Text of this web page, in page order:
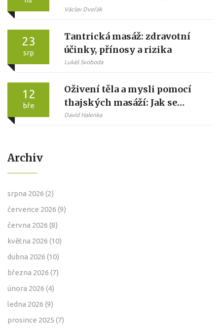
revitalizovat tělo
Václav Dvořák
23
srp
Tantrická masáž: zdravotní
účinky, přínosy a rizika
Lukáš Svoboda
12
bře
Oživení těla a mysli pomocí
thajských masáží: Jak se
vrátit k rovnováze
David Halenka
Archiv
srpna 2026 (2)
července 2026 (9)
června 2026 (8)
května 2026 (10)
dubna 2026 (10)
března 2026 (7)
února 2026 (4)
ledna 2026 (9)
prosince 2025 (7)